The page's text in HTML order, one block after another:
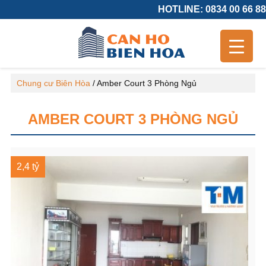
HOTLINE: 0834 00 66 88
Chung cư Biên Hòa /Amber Court 3 Phòng Ngủ
AMBER COURT 3 PHÒNG NGỦ
2,4 tỷ